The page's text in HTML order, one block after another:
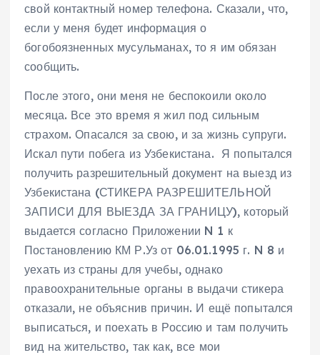
свой контактный номер телефона. Сказали, что,
если у меня будет информация о
богобоязненных мусульманах, то я им обязан
сообщить.
После этого, они меня не беспокоили около
месяца. Все это время я жил под сильным
страхом. Опасался за свою, и за жизнь супруги.
Искал пути побега из Узбекистана. Я попытался
получить разрешительный документ на выезд из
Узбекистана (СТИКЕРА РАЗРЕШИТЕЛЬНОЙ
ЗАПИСИ ДЛЯ ВЫЕЗДА ЗА ГРАНИЦУ), который
выдается согласно Приложении N 1 к
Постановлению КМ Р.Уз от 06.01.1995 г. N 8 и
уехать из страны для учебы, однако
правоохранительные органы в выдачи стикера
отказали, не объяснив причин. И ещё попытался
выписаться, и поехать в Россию и там получить
вид на жительство, так как, все мои